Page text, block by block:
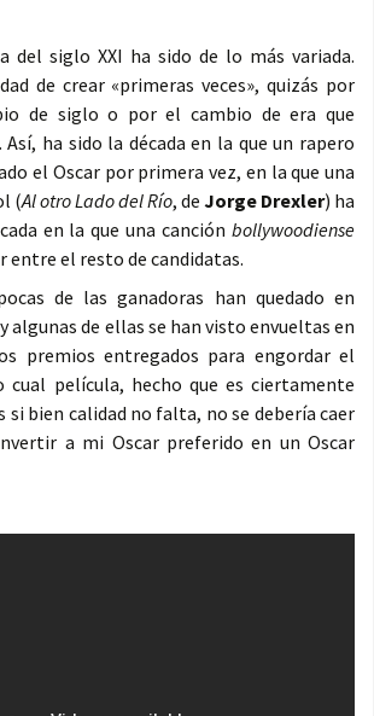
del siglo XXI ha sido de lo más variada.
de crear «primeras veces», quizás por
de siglo o por el cambio de era que
ha sido la década en la que un rapero
el Oscar por primera vez, en la que una
(Al otro Lado del Río, de Jorge Drexler) ha
en la que una canción bollywoodiense
entre el resto de candidatas.
de las ganadoras han quedado en
algunas de ellas se han visto envueltas en
premios entregados para engordar el
película, hecho que es ciertamente
si bien calidad no falta, no se debería caer
a mi Oscar preferido en un Oscar